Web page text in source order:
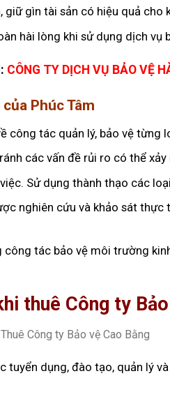
gìn tài sản có hiệu quả cho
hài lòng khi sử dụng dịch vụ
CÔNG TY DỊCH VỤ BẢO VỆ
Phúc Tâm
công tác quản lý, bảo vệ từng
các vấn đề rủi ro có thể
Sử dụng thành thạo các
nghiên cứu và khảo sát thực
tác bảo vệ môi trường
thuê Công ty
tuyển dụng, đào tạo, quản lý